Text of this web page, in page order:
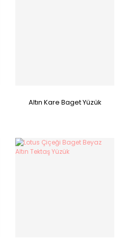
Altın Kare Baget Yüzük